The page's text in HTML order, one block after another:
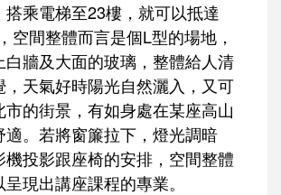
搭乘電梯至23樓，就可以抵達
空間整體而言是個L型的場地，
白牆及大面的玻璃，整體給人清
，天氣好時陽光自然灑入，又可
的街景，有如身處在某座高山
適。若將窗簾拉下，燈光調暗
投影跟座椅的安排，空間整體
現出講座課程的專業。